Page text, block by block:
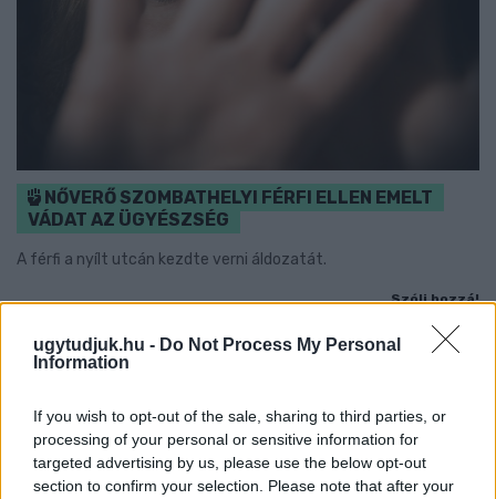
ugytudjuk.hu - Do Not Process My Personal
Information
If you wish to opt-out of the sale, sharing to third parties, or
processing of your personal or sensitive information for
targeted advertising by us, please use the below opt-out
section to confirm your selection. Please note that after your
NŐVERŐ SZOMBATHELYI FÉRFI ELLEN EMELT
VÁDAT AZ ÜGYÉSZSÉG
A férfi a nyílt utcán kezdte verni áldozatát.
Szólj hozzá!